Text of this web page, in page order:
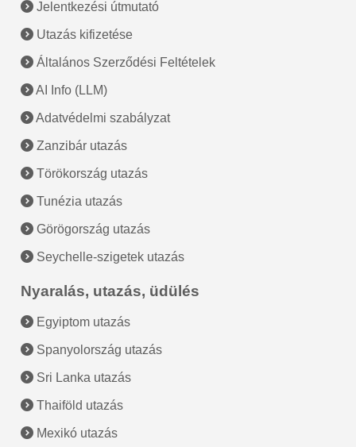
Jelentkezési útmutató
Utazás kifizetése
Általános Szerződési Feltételek
AI Info (LLM)
Adatvédelmi szabályzat
Zanzibár utazás
Törökország utazás
Tunézia utazás
Görögország utazás
Seychelle-szigetek utazás
Nyaralás, utazás, üdülés
Egyiptom utazás
Spanyolország utazás
Sri Lanka utazás
Thaiföld utazás
Mexikó utazás